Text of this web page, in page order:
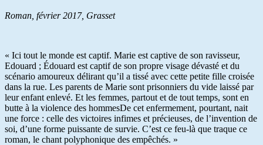
Roman, février 2017, Grasset
« Ici tout le monde est captif. Marie est captive de son ravisseur,
Edouard ; Édouard est captif de son propre visage dévasté et du
scénario amoureux délirant qu’il a tissé avec cette petite fille croisée
dans la rue. Les parents de Marie sont prisonniers du vide laissé par
leur enfant enlevé. Et les femmes, partout et de tout temps, sont en
butte à la violence des hommesDe cet enfermement, pourtant, nait
une force : celle des victoires infimes et précieuses, de l’invention de
soi, d’une forme puissante de survie. C’est ce feu-là que traque ce
roman, le chant polyphonique des empêchés. »